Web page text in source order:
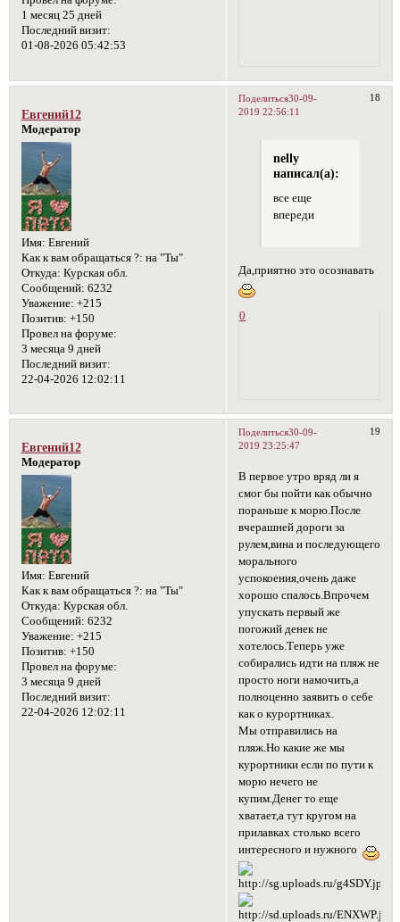
1 месяц 25 дней
Последний визит:
01-08-2026 05:42:53
Поделиться 18
30-09-
2019 22:56:11
Евгений12
Модератор
Имя: Евгений
Как к вам обращаться ?: на "Ты"
Откуда: Курская обл.
Сообщений: 6232
Уважение: +215
Позитив: +150
Провел на форуме:
3 месяца 9 дней
Последний визит:
22-04-2026 12:02:11
nelly
написал(а):
все еще
впереди
Да,приятно это осознавать
0
Поделиться 19
30-09-
2019 23:25:47
Евгений12
Модератор
Имя: Евгений
Как к вам обращаться ?: на "Ты"
Откуда: Курская обл.
Сообщений: 6232
Уважение: +215
Позитив: +150
Провел на форуме:
3 месяца 9 дней
Последний визит:
22-04-2026 12:02:11
В первое утро вряд ли я
смог бы пойти как обычно
пораньше к морю.После
вчерашней дороги за
рулем,вина и последующего
морального
успокоения,очень даже
хорошо спалось.Впрочем
упускать первый же
погожий денек не
хотелось.Теперь уже
собирались идти на пляж не
просто ноги намочить,а
полноценно заявить о себе
как о курортниках.
Мы отправились на
пляж.Но какие же мы
курортники если по пути к
морю нечего не
купим.Денег то еще
хватает,а тут кругом на
прилавках столько всего
интересного и нужного